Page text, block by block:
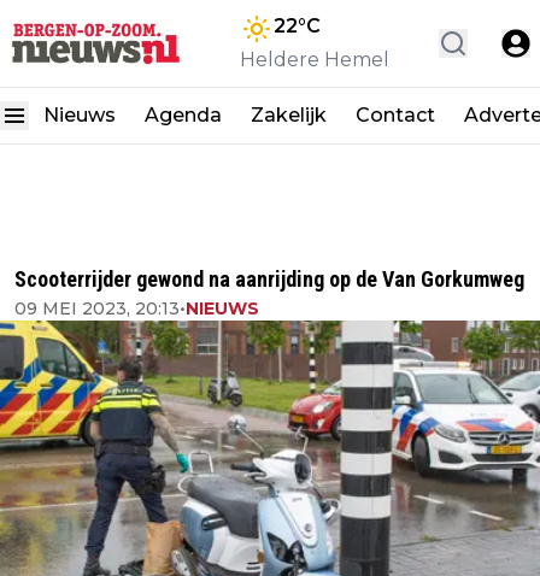
22°C
Heldere Hemel
Nieuws Agenda Zakelijk Contact
Scooterrijder gewond na aanrijding op de Van Gorkumweg
09 MEI 2023, 20:13•NIEUWS